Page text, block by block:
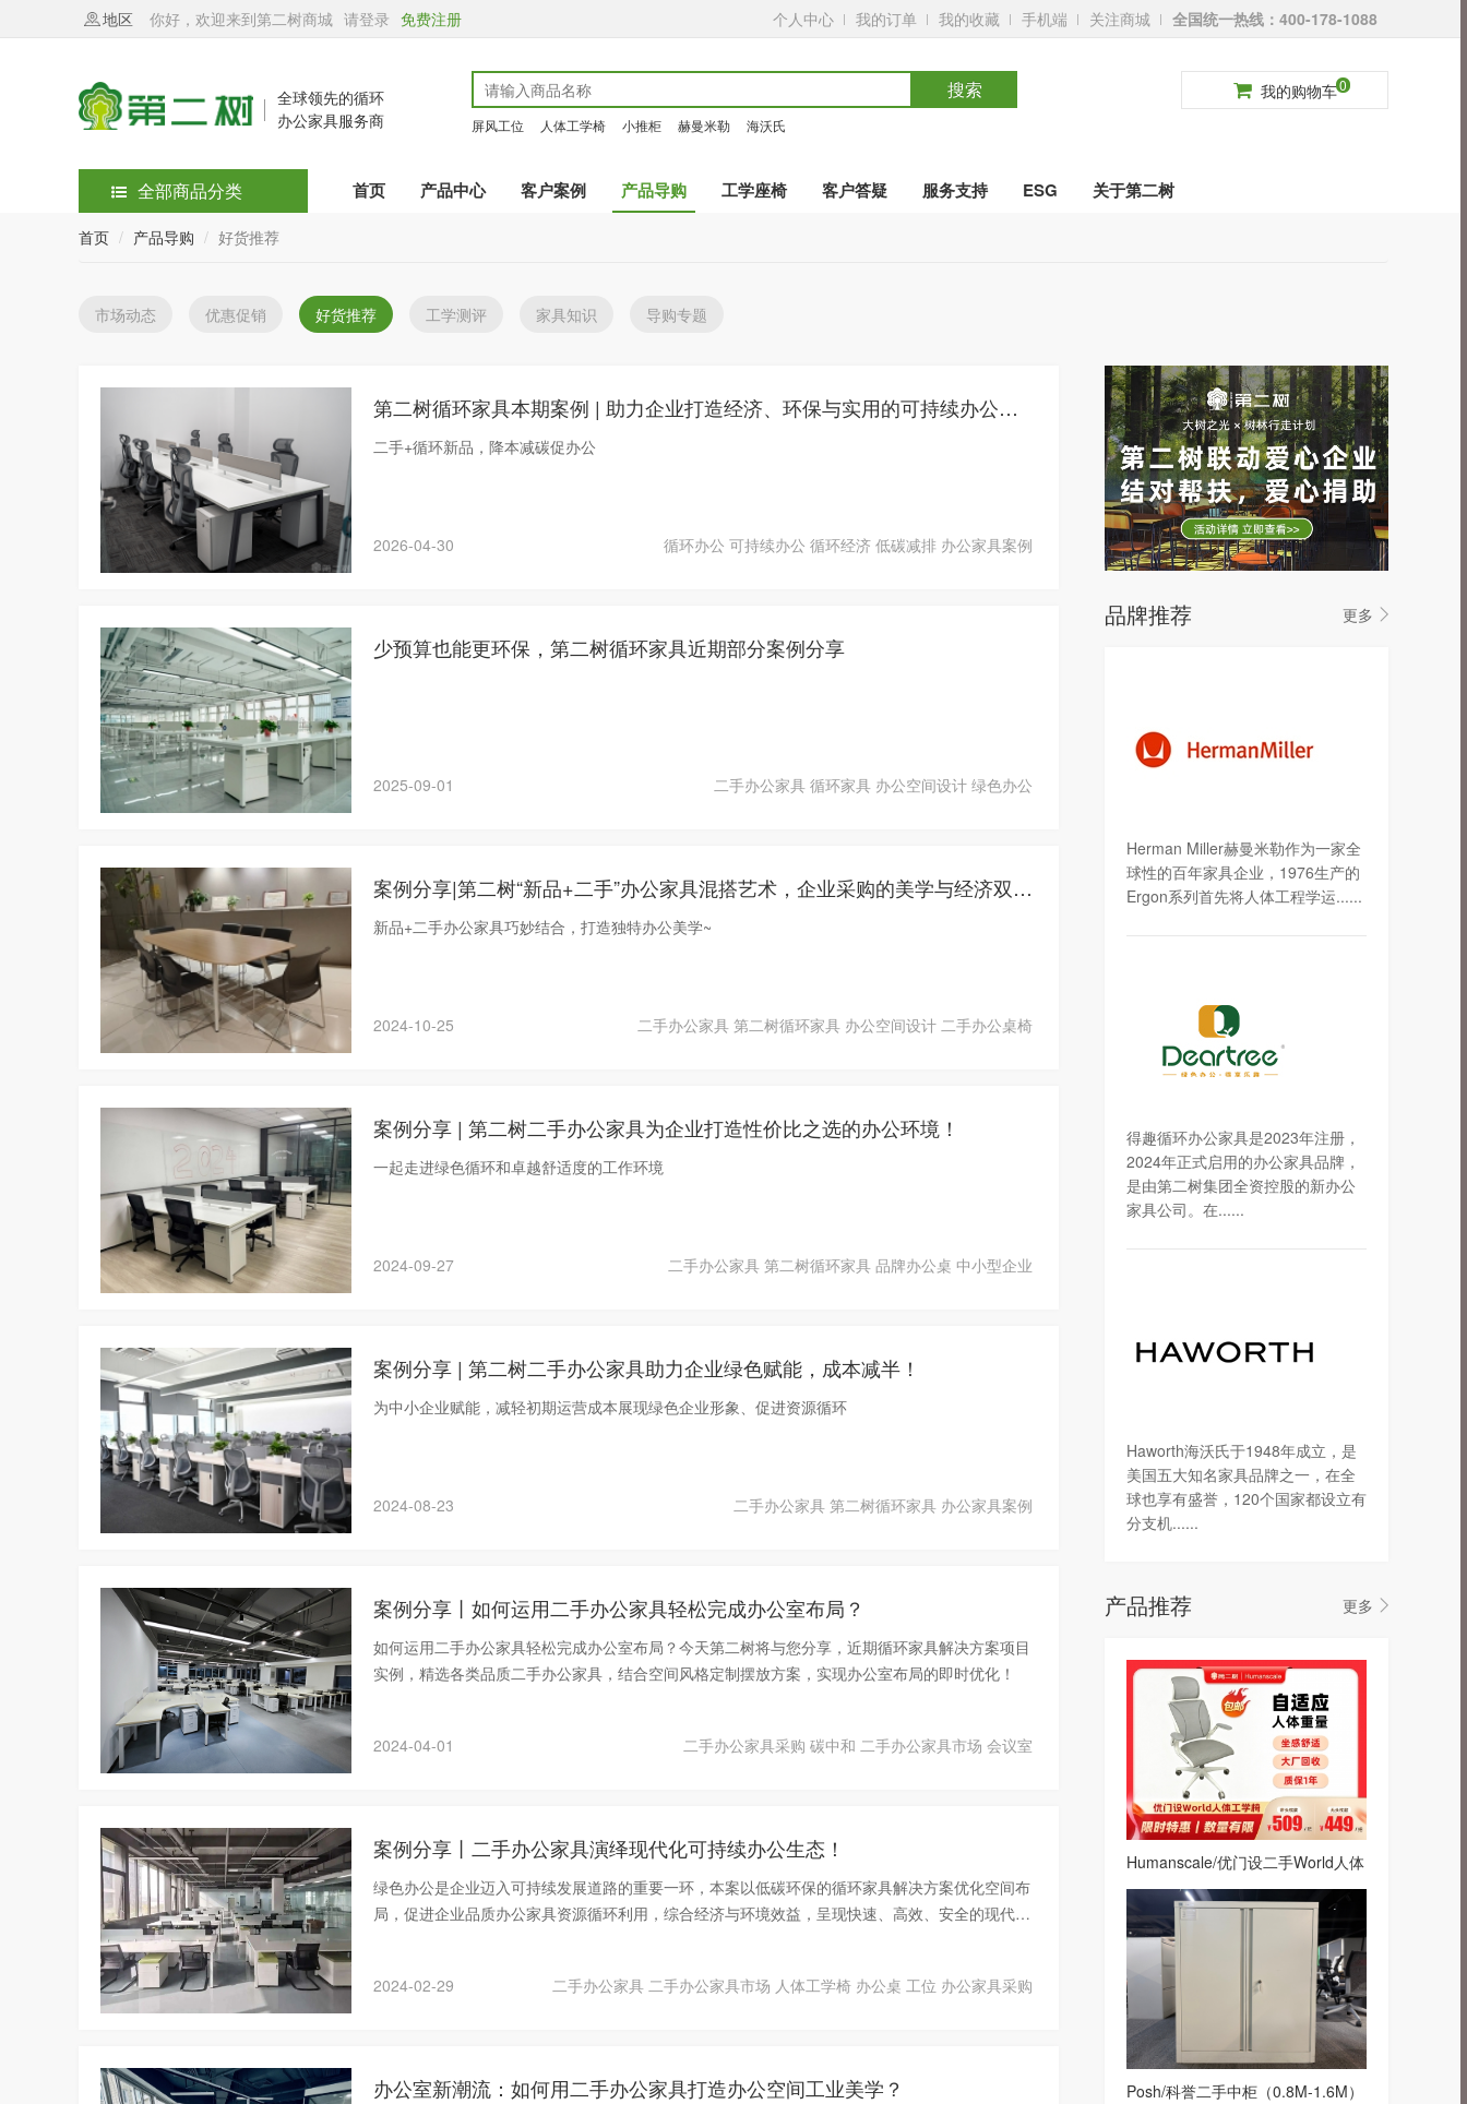
地区 你好，欢迎来到第二树商城 请登录 免费注册 个人中心 我的订单 我的收藏 手机端 关注商城 全国统一热线：400-178-1088
全球领先的循环
办公家具服务商
搜索
屏风工位 人体工学椅 小推柜 赫曼米勒 海沃氏
我的购物车0
全部商品分类 首页 产品中心 客户案例 产品导购 工学座椅 客户答疑 服务支持 ESG 关于第二树
请登录 免费注册
首页 产品导购 好货推荐
市场动态 优惠促销 好货推荐 工学测评 家具知识 导购专题
第二树循环家具本期案例 | 助力企业打造经济、环保与实用的可持续办公环境
二手+循环新品，降本减碳促办公
2026-04-30 循环办公 可持续办公 循环经济 低碳减排 办公家具案例
少预算也能更环保，第二树循环家具近期部分案例分享
2025-09-01 二手办公家具 循环家具 办公空间设计 绿色办公
案例分享|第二树“新品+二手”办公家具混搭艺术，企业采购的美学与经济双赢之道！
新品+二手办公家具巧妙结合，打造独特办公美学~
2024-10-25 二手办公家具 第二树循环家具 办公空间设计 二手办公桌椅
案例分享 | 第二树二手办公家具为企业打造性价比之选的办公环境！
一起走进绿色循环和卓越舒适度的工作环境
2024-09-27 二手办公家具 第二树循环家具 品牌办公桌 中小型企业
案例分享 | 第二树二手办公家具助力企业绿色赋能，成本减半！
为中小企业赋能，减轻初期运营成本展现绿色企业形象、促进资源循环
2024-08-23 二手办公家具 第二树循环家具 办公家具案例
案例分享丨如何运用二手办公家具轻松完成办公室布局？
如何运用二手办公家具轻松完成办公室布局？今天第二树将与您分享，近期循环家具解决方案项目
实例，精选各类品质二手办公家具，结合空间风格定制摆放方案，实现办公室布局的即时优化！
2024-04-01 二手办公家具采购 碳中和 二手办公家具市场 会议室
案例分享丨二手办公家具演绎现代化可持续办公生态！
绿色办公是企业迈入可持续发展道路的重要一环，本案以低碳环保的循环家具解决方案优化空间布
局，促进企业品质办公家具资源循环利用，综合经济与环境效益，呈现快速、高效、安全的现代化
2024-02-29 二手办公家具 二手办公家具市场 人体工学椅 办公桌 工位 办公家具采购
办公室新潮流：如何用二手办公家具打造办公空间工业美学？
品牌推荐 更多
Herman Miller赫曼米勒作为一家全
球性的百年家具企业，1976生产的
Ergon系列首先将人体工程学运......
得趣循环办公家具是2023年注册，
2024年正式启用的办公家具品牌，
是由第二树集团全资控股的新办公
家具公司。在......
Haworth海沃氏于1948年成立，是
美国五大知名家具品牌之一，在全
球也享有盛誉，120个国家都设立有
分支机......
产品推荐 更多
Humanscale/优门设二手World人体
Posh/科誉二手中柜（0.8M-1.6M）